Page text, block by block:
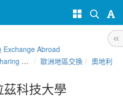
Exchange Abroad
Program
歐洲地區交換 奧地利
科技大學